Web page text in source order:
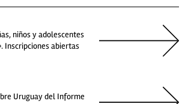
niños y adolescentes
Inscripciones abiertas
Uruguay del Informe